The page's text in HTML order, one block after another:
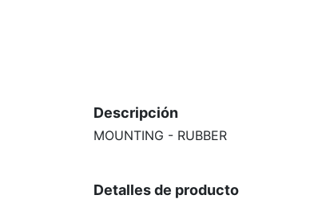
Descripción
MOUNTING - RUBBER
Detalles de producto